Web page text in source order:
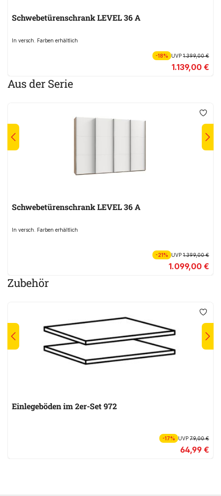
Schwebetürenschrank LEVEL 36 A
In versch. Farben erhältlich
-18% UVP1.399,00 €
1.139,00 €
Aus der Serie
Schwebetürenschrank LEVEL 36 A
In versch. Farben erhältlich
-21% UVP1.399,00 €
1.099,00 €
Zubehör
Einlegeböden im 2er-Set 972
-17% UVP79,00 €
64,99 €